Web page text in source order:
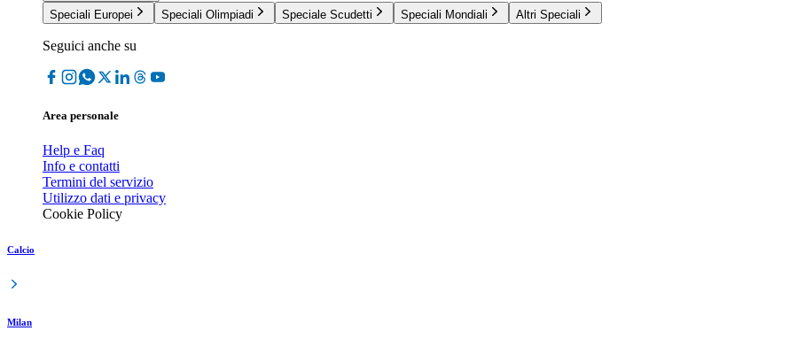
Speciali Europei
Speciali Olimpiadi Speciale Scudetti Speciali Mondiali Altri Speciali
Seguici anche su
Area personale
Help e Faq
Info e contatti
Termini del servizio
Utilizzo dati e privacy
Cookie Policy
Calcio
Milan